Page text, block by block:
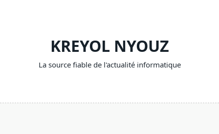
KREYOL NYOUZ
La source fiable de l'actualité informatique